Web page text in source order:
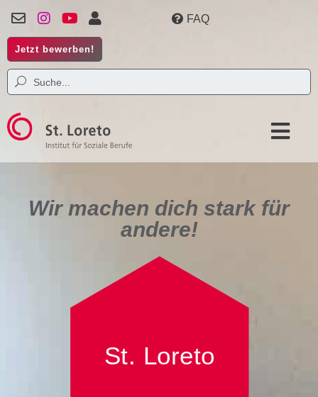
FAQ
Jetzt bewerben!
Wir machen dich stark für
andere!
St. Lore­to